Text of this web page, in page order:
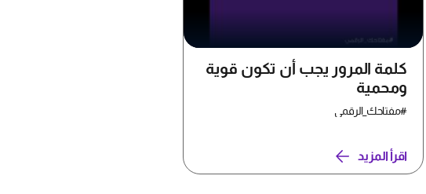
كلمة المرور يجب أن تكون قوية
ومحمية
#مفتاحك_الرقمي
اقرأ المزيد